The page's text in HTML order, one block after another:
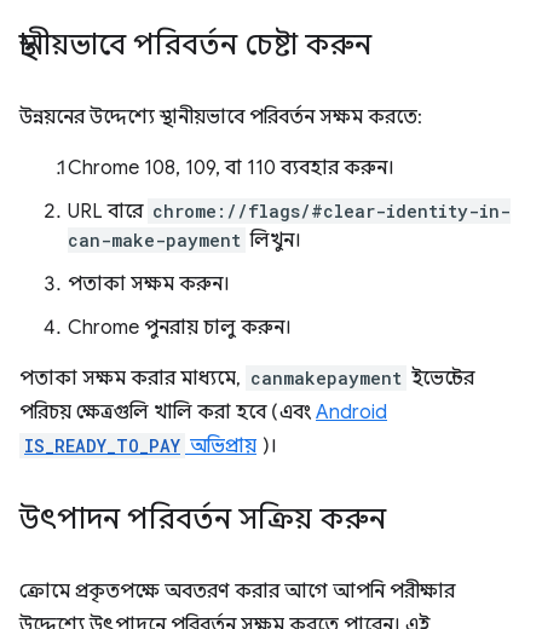
স্থানীয়ভাবে পরিবর্তন চেষ্টা করুন
উন্নয়নের উদ্দেশ্যে স্থানীয়ভাবে পরিবর্তন সক্ষম করতে:
Chrome 108, 109, বা 110 ব্যবহার করুন।
URL বারে chrome://flags/#clear-identity-in-
can-make-payment লিখুন।
পতাকা সক্ষম করুন।
Chrome পুনরায় চালু করুন।
পতাকা সক্ষম করার মাধ্যমে, canmakepayment ইভেন্টের
পরিচয় ক্ষেত্রগুলি খালি করা হবে (এবং Android
IS_READY_TO_PAY অভিপ্রায় )।
উৎপাদন পরিবর্তন সক্রিয় করুন
ক্রোমে প্রকৃতপক্ষে অবতরণ করার আগে আপনি পরীক্ষার